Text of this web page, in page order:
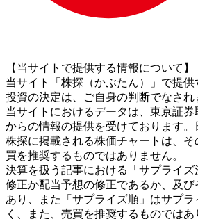
【当サイトで提供する情報について】
当サイト「株探（かぶたん）」で提
投資の決定は、ご自身の判断でなされ
当サイトにおけるデータは、東京証券
からの情報の提供を受けております
株探に掲載される株価チャートは、
買を推奨するものではありません。
決算を扱う記事における「サプライ
修正か配当予想の修正であるか、及
あり、また「サプライズ順」はサプ
く、また、売買を推奨するものではあ